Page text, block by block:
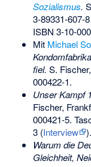
Sozialismus.
3-89331-607-8
ISBN 3-10-
Mit Michael
fiel. S.
000422-1.
Unser Kampf
Fischer,
000421-5.
3(Interview
).
Warum die
Gleichheit,